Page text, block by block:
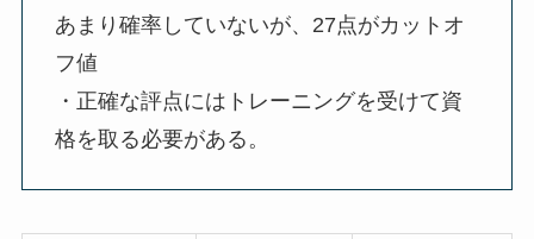
あまり確率していないが、27点がカットオ
フ値
・正確な評点にはトレーニングを受けて資
格を取る必要がある。